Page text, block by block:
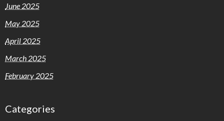
June 2025
May 2025
April 2025
March 2025
February 2025
Categories